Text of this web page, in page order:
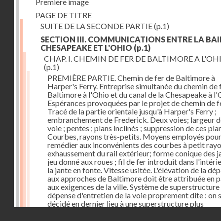
PAGE DE TITRE
SUITE DE LA SECONDE PARTIE(p.1)
SECTION III. COMMUNICATIONS ENTRE LA
CHESAPEAKE ET L'OHIO (p.1)
CHAP. I. CHEMIN DE FER DE BALTIMORE A
(p.1)
PREMIÈRE PARTIE. Chemin de fer de Baltimore à
Harper's Ferry. Entreprise simultanée du chemin de
Baltimore à l'Ohio et du canal de la Chesapeake à
Espérances provoquées par le projet de chemin de
Tracé de la partie orientale jusqu'à Harper's Ferry ;
embranchement de Frederick. Deux voies; largeur
voie ; pentes ; plans inclinés ; suppression de ces
Courbes, rayons très-petits. Moyens employés pour
remédier aux inconvénients des courbes à petit
exhaussement du rail extérieur; forme conique des
jeu donné aux roues ; fil de fer introduit dans
la jante en fonte. Vitesse usitée. L'élévation de la
aux approches de Baltimore doit être attribuée en
aux exigences de la ville. Système de superstructure
dépense d'entretien de la voie proprement dite : on
décidé en dernier lieu à une superstructure plus